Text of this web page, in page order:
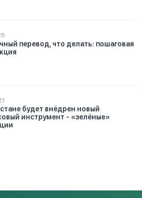
перевод, что делать: пошаговая
будет внёдрен новый
инструмент - «зелёные»